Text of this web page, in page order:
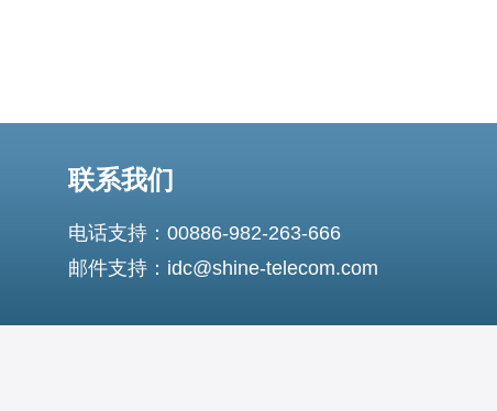
联系我们
电话支持：00886-982-263-666
邮件支持：idc@shine-telecom.com